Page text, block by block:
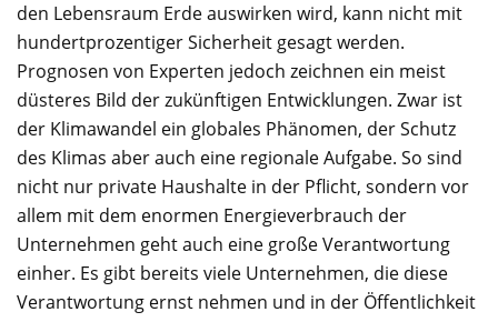
den Lebensraum Erde auswirken wird, kann nicht mit
hundertprozentiger Sicherheit gesagt werden.
Prognosen von Experten jedoch zeichnen ein meist
düsteres Bild der zukünftigen Entwicklungen. Zwar ist
der Klimawandel ein globales Phänomen, der Schutz
des Klimas aber auch eine regionale Aufgabe. So sind
nicht nur private Haushalte in der Pflicht, sondern vor
allem mit dem enormen Energieverbrauch der
Unternehmen geht auch eine große Verantwortung
einher. Es gibt bereits viele Unternehmen, die diese
Verantwortung ernst nehmen und in der Öffentlichkeit